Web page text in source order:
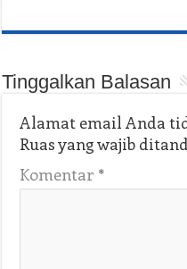
Tinggalkan Balasan
Alamat email Anda
Ruas yang wajib
Komentar *